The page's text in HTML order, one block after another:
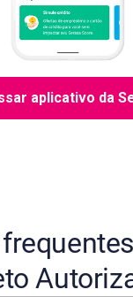
aplicativo da